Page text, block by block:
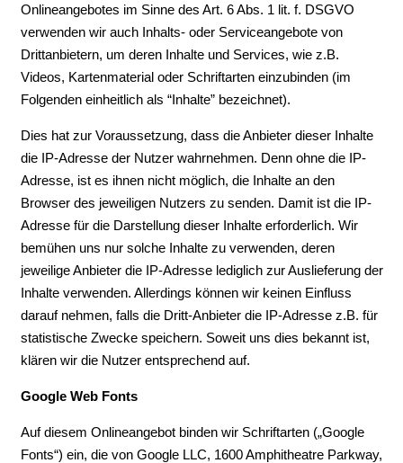
Onlineangebotes im Sinne des Art. 6 Abs. 1 lit. f. DSGVO
verwenden wir auch Inhalts- oder Serviceangebote von
Drittanbietern, um deren Inhalte und Services, wie z.B.
Videos, Kartenmaterial oder Schriftarten einzubinden (im
Folgenden einheitlich als “Inhalte” bezeichnet).
Dies hat zur Voraussetzung, dass die Anbieter dieser Inhalte
die IP-Adresse der Nutzer wahrnehmen. Denn ohne die IP-
Adresse, ist es ihnen nicht möglich, die Inhalte an den
Browser des jeweiligen Nutzers zu senden. Damit ist die IP-
Adresse für die Darstellung dieser Inhalte erforderlich. Wir
bemühen uns nur solche Inhalte zu verwenden, deren
jeweilige Anbieter die IP-Adresse lediglich zur Auslieferung der
Inhalte verwenden. Allerdings können wir keinen Einfluss
darauf nehmen, falls die Dritt-Anbieter die IP-Adresse z.B. für
statistische Zwecke speichern. Soweit uns dies bekannt ist,
klären wir die Nutzer entsprechend auf.
Google Web Fonts
Auf diesem Onlineangebot binden wir Schriftarten („Google
Fonts“) ein, die von Google LLC, 1600 Amphitheatre Parkway,